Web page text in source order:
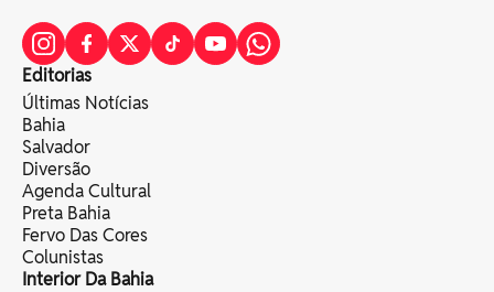
Editorias
Últimas Notícias
Bahia
Salvador
Diversão
Agenda Cultural
Preta Bahia
Fervo Das Cores
Colunistas
Interior Da Bahia